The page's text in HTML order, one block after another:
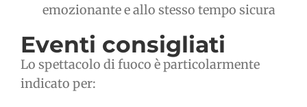
emozionante e allo stesso tempo sicura
Eventi consigliati
Lo spettacolo di fuoco è particolarmente
indicato per: